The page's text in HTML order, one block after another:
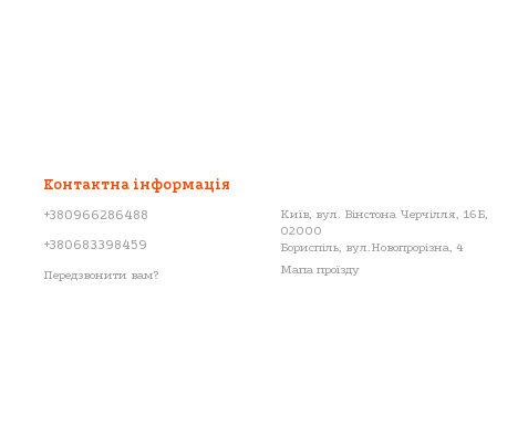
Контактна інформація
+380966286488
+380683398459
Передзвонити вам?
Київ, вул. Вінстона Черчілля, 16Б,
02000
Бориспіль, вул.Новопрорізна, 4
Мапа проїзду